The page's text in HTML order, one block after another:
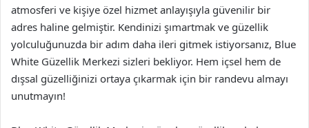
atmosferi ve kişiye özel hizmet anlayışıyla güvenilir bir
adres haline gelmiştir. Kendinizi şımartmak ve güzellik
yolculuğunuzda bir adım daha ileri gitmek istiyorsanız, Blue
White Güzellik Merkezi sizleri bekliyor. Hem içsel hem de
dışsal güzelliğinizi ortaya çıkarmak için bir randevu almayı
unutmayın!